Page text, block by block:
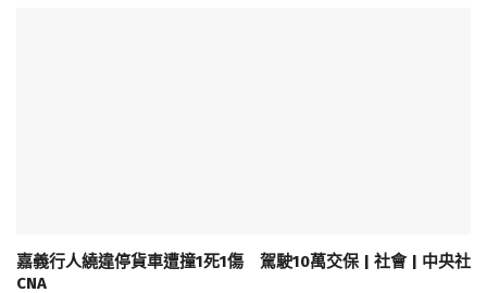
嘉義行人繞違停貨車遭撞1死1傷 駕駛10萬交保 | 社會 | 中央社
CNA